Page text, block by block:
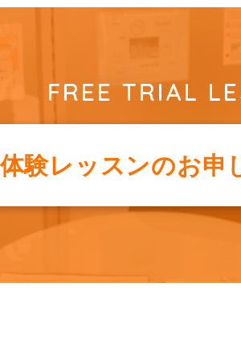
FREE TRIAL
験レッスンのお申